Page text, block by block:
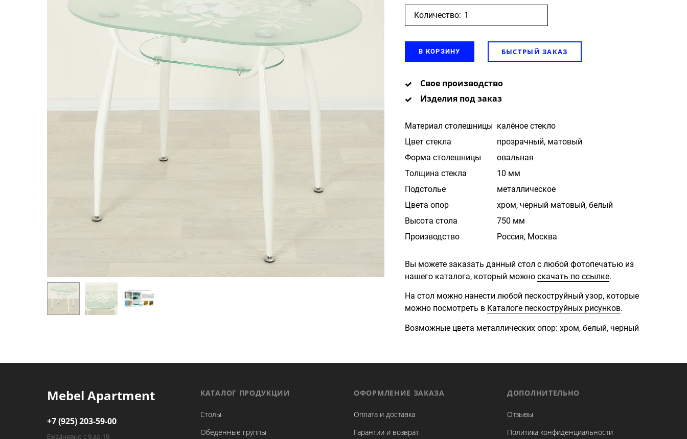
Количество:
В КОРЗИНУ БЫСТРЫЙ ЗАКАЗ
Свое производство
Изделия под заказ
Материал столешницы калёное стекло
Цвет стекла
прозрачный, матовый
Форма столешницы
овальная
Толщина стекла
10 мм
Подстолье
металлическое
Цвета опор
хром, черный матовый, белый
Высота стола
750 мм
Производство
Россия, Москва
Вы можете заказать данный стол с любой фотопечатью из
нашего каталога, который можно скачать по ссылке.
На стол можно нанести любой пескоструйный узор, которые
можно посмотреть в Каталоге пескоструйных рисунков.
Возможные цвета металлических опор: хром, белый, черный
Mebel Apartment
+7 (925) 203-59-00
Ежедневно с 9 до 19
КАТАЛОГ ПРОДУКЦИИ
Столы
Обеденные группы
ОФОРМЛЕНИЕ ЗАКАЗА
Оплата и доставка
Гарантии и возврат
ДОПОЛНИТЕЛЬНО
Отзывы
Политика конфиденциальности